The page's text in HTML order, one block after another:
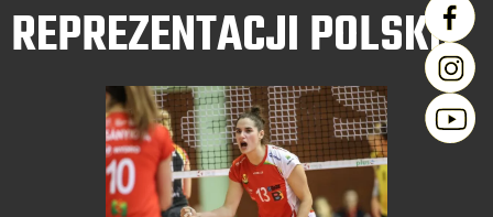
REPREZENTACJI POLSKI!